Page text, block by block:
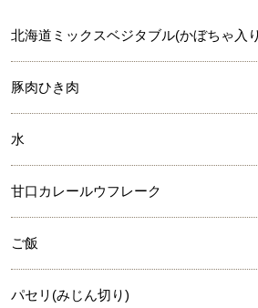
北海道ミックスベジタブル(かぼちゃ入
豚肉ひき肉
水
甘口カレールウフレーク
ご飯
パセリ(みじん切り)